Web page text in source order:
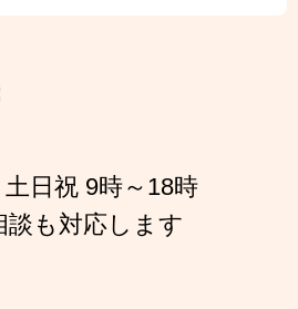
日祝 9時～18時
談も対応します